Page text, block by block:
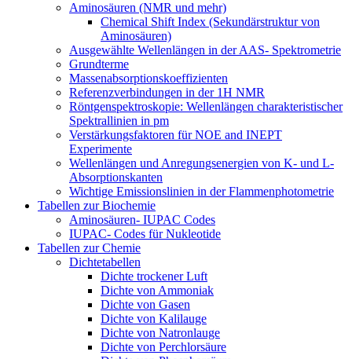
Aminosäuren (NMR und mehr)
Chemical Shift Index (Sekundärstruktur von
Aminosäuren)
Ausgewählte Wellenlängen in der AAS- Spektrometrie
Grundterme
Massenabsorptionskoeffizienten
Referenzverbindungen in der 1H NMR
Röntgenspektroskopie: Wellenlängen charakteristischer
Spektrallinien in pm
Verstärkungsfaktoren für NOE and INEPT
Experimente
Wellenlängen und Anregungsenergien von K- und L-
Absorptionskanten
Wichtige Emissionslinien in der Flammenphotometrie
Tabellen zur Biochemie
Aminosäuren- IUPAC Codes
IUPAC- Codes für Nukleotide
Tabellen zur Chemie
Dichtetabellen
Dichte trockener Luft
Dichte von Ammoniak
Dichte von Gasen
Dichte von Kalilauge
Dichte von Natronlauge
Dichte von Perchlorsäure